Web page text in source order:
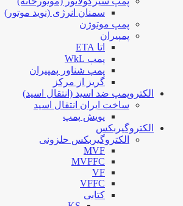
سمنان انرژی (نوید موتور)
پمپ موتوژن
پمپیران
اتا ETA
پمپ WkL
پمپ شناور پمپیران
گریز از مرکز
الکتروپمپ ضد اسید (انتقال اسید)
ساخت ایران انتقال اسید
پویش پمپ
الکتروگیربکس
الکتروگیربکس حلزونی
MVF
MVFFC
VF
VFFC
کتابی